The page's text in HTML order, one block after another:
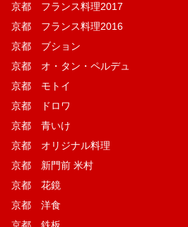
京都 フランス料理2017
京都 フランス料理2016
京都 ブション
京都 オ・タン・ペルデュ
京都 モトイ
京都 ドロワ
京都 青いけ
京都 オリジナル料理
京都 新門前 米村
京都 花鏡
京都 洋食